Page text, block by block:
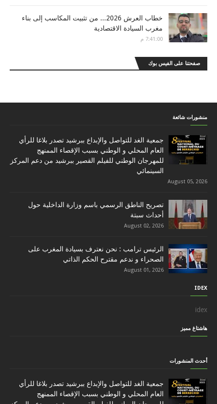
خطاب العرش 2026... من تثبيت المكاسب إلى بناء
مغرب السيادة الاقتصادية
7:41:00 م
صفحتنا على الفيس بوك
منشورات شائعة
جمعية الغد للتواصل والإبداع ببرشيد تصدر بلاغا للرأي
العام المحلي و الوطني بسبب الإقصاء الممنهج
للمهرجان الوطني للفيلم القصير ببرشيد من دعم المركز
السينمائي
August 05, 2026
تصريح الناطق الرسمي باسم وزارة الداخلية حول
أحداث سبتة
August 02, 2026
الرئيس ترامب : نحن نعترف بسيادة المغرب على
الصحراء و ندعم مقترح الحكم الذاتي
August 01, 2026
IDEX
idex
هاشتاغ مميز
أحدث المنشورات
جمعية الغد للتواصل والإبداع ببرشيد تصدر بلاغا للرأي
العام المحلي و الوطني بسبب الإقصاء الممنهج